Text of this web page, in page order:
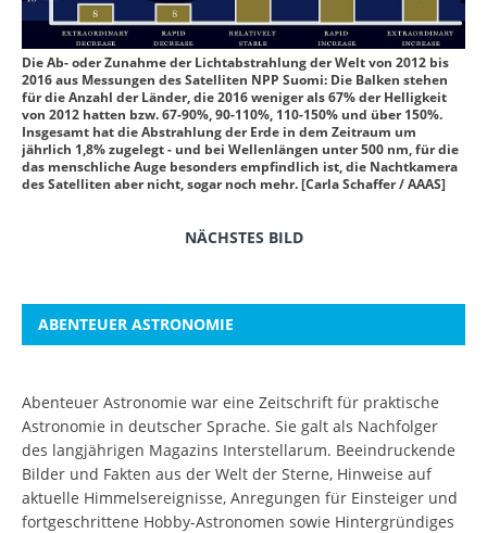
Die Ab- oder Zunahme der Lichtabstrahlung der Welt von 2012 bis
2016 aus Messungen des Satelliten NPP Suomi: Die Balken stehen
für die Anzahl der Länder, die 2016 weniger als 67% der Helligkeit
von 2012 hatten bzw. 67-90%, 90-110%, 110-150% und über 150%.
Insgesamt hat die Abstrahlung der Erde in dem Zeitraum um
jährlich 1,8% zugelegt - und bei Wellenlängen unter 500 nm, für die
das menschliche Auge besonders empfindlich ist, die Nachtkamera
des Satelliten aber nicht, sogar noch mehr. [Carla Schaffer / AAAS]
NÄCHSTES BILD
ABENTEUER ASTRONOMIE
Abenteuer Astronomie war eine Zeitschrift für praktische
Astronomie in deutscher Sprache. Sie galt als Nachfolger
des langjährigen Magazins Interstellarum. Beeindruckende
Bilder und Fakten aus der Welt der Sterne, Hinweise auf
aktuelle Himmelsereignisse, Anregungen für Einsteiger und
fortgeschrittene Hobby-Astronomen sowie Hintergründiges